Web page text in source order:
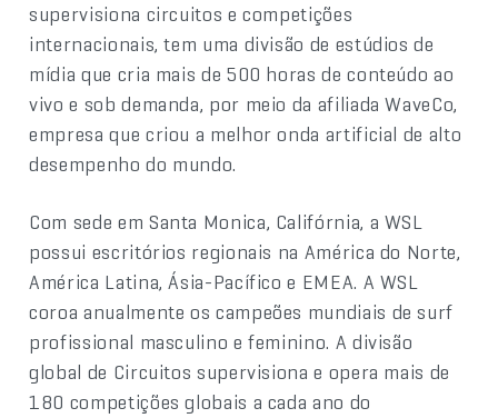
supervisiona circuitos e competições
internacionais, tem uma divisão de estúdios de
mídia que cria mais de 500 horas de conteúdo ao
vivo e sob demanda, por meio da afiliada WaveCo,
empresa que criou a melhor onda artificial de alto
desempenho do mundo.
Com sede em Santa Monica, Califórnia, a WSL
possui escritórios regionais na América do Norte,
América Latina, Ásia-Pacífico e EMEA. A WSL
coroa anualmente os campeões mundiais de surf
profissional masculino e feminino. A divisão
global de Circuitos supervisiona e opera mais de
180 competições globais a cada ano do